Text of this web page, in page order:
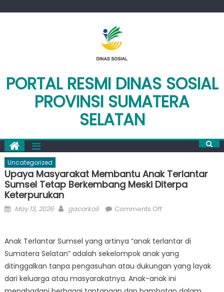
PORTAL RESMI DINAS SOSIAL
PROVINSI SUMATERA
SELATAN
Uncategorized
Upaya Masyarakat Membantu Anak Terlantar
Sumsel Tetap Berkembang Meski Diterpa
Keterpurukan
Posted
May 13, 2026 Author
gacorkali Comments Offon
Membantu
Anak
Terlantar
Sumsel
Tetap
Anak Terlantar Sumsel yang artinya “anak terlantar di
Sumatera Selatan” adalah sekelompok anak yang
ditinggalkan tanpa pengasuhan atau dukungan yang layak
dari keluarga atau masyarakatnya. Anak-anak ini